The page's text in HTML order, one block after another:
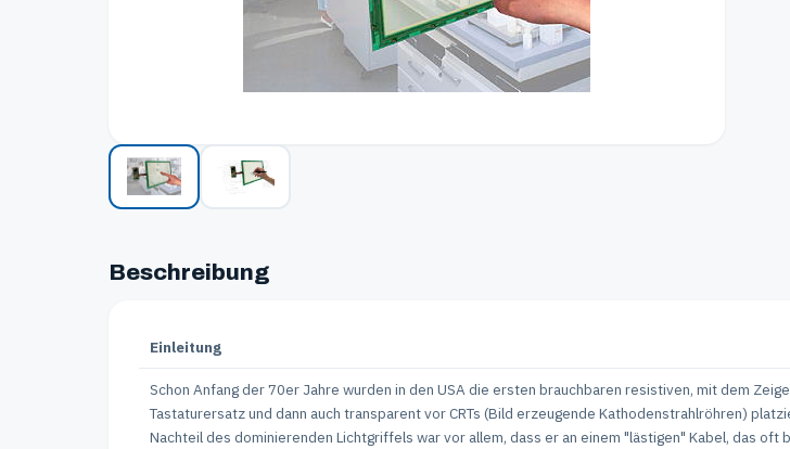
Beschreibung
Einleitung
Schon Anfang der 70er Jahre wurden in den USA die ersten brauchbaren resistiven, mit dem
Tastaturersatz und dann auch transparent vor CRTs (Bild erzeugende Kathodenstrahlröhren)
Nachteil des dominierenden Lichtgriffels war vor allem, dass er an einem "lästigen" Kabel, das